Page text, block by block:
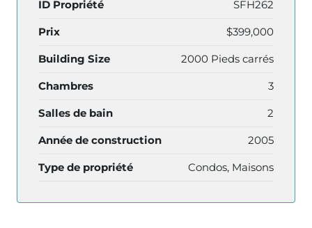
ID Propriété SFH262
Prix $399,000
Building Size 2000 Pieds carrés
Chambres 3
Salles de bain 2
Année de construction 2005
Type de propriété Condos, Maisons